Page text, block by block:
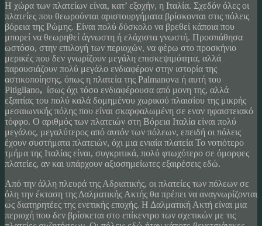
Η χώρα των πλατείων είναι, κατ’ εξοχήν, η Ιταλία. Σχεδόν όλες οι
πλατείες που θεωρούνται αριστουργήματα βρίσκονται στις πόλεις
βόρεια της Ρώμης. Είναι πολύ δύσκολο να βρεθεί κάποια που
μπορεί να θεωρηθεί άγνωστη ή ελάχιστα γνωστή. Προσπάθησα
ωστόσο, στην επιλογή των περιοχών, να φέρω στο προσκήνιο
μερικές που δεν γνωρίζουν μεγάλη επισκεψιμότητα, αλλά
παρουσιάζουν πολύ μεγάλο ενδιαφέρον στην ιστορία της
αστικοποίησης, όπως η πλατεία της Palmanova ή αυτή του
Pitigliano, ίσως όχι τόσο ενδιαφέρουσα από μονη της, αλλά
εξαιτίας του πολύ καλά δομημένου χωρικού πλαισίου της μικρής
μεσαιωνικής πόλης που είναι σκαρφαλωμένη σε εναν ηφαιστειακό
τόφφο. Ο αριθμός των πλατειών στη Βόρεια Ιταλία είναι πολύ
μεγάλος, μεγαλύτερος από αυτόν των πόλεων, επειδή οι πόλεις
έχουν συστήματα πλατειών, όχι μια ενιαία πλατεία Το νοτιότερο
τμήμα της Ιταλίας είναι, συγκριτικά, πολύ φτωχότερο σε όμορφες
πλατείες, αν και υπάρχουν αξιοσημείωτες εξαιρέσεις εδώ.
Από την άλλη πλευρά της Αδριατικής, οι πλατείες των πόλεων σε
όλη την έκταση της Δαλματικής Ακτής θα πρέπει να αναγνωρίζονται
ως διατηρητέες της ενετικής εποχής. Η Δαλματική Ακτή είναι μια
περιοχή που δεν βρίσκεται στο επίκεντρο των σχετικών με τις